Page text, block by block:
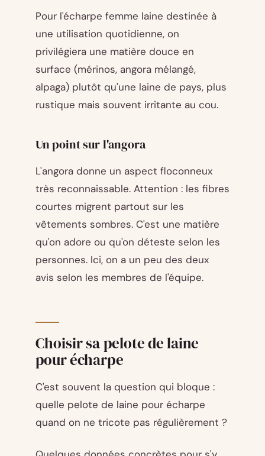
Pour l'écharpe femme laine destinée à
une utilisation quotidienne, on
privilégiera une matière douce en
surface (mérinos, angora mélangé,
alpaga) plutôt qu'une laine de pays, plus
rustique mais souvent irritante au cou.
Un point sur l'angora
L'angora donne un aspect floconneux
très reconnaissable. Attention : les fibres
courtes migrent partout sur les
vêtements sombres. C'est une matière
qu'on adore ou qu'on déteste selon les
personnes. Ici, on a un peu des deux
avis selon les membres de l'équipe.
Choisir sa pelote de laine
pour écharpe
C'est souvent la question qui bloque :
quelle pelote de laine pour écharpe
quand on ne tricote pas régulièrement ?